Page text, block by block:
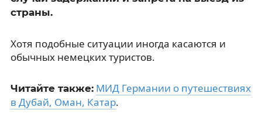
страны.
Хотя подобные ситуации иногда касаются и
обычных немецких туристов.
Читайте также: МИД Германии о путешествиях
в Дубай, Оман, Катар.